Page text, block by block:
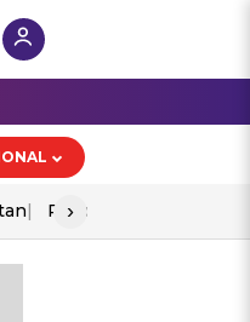
Piala Aff 2026
›